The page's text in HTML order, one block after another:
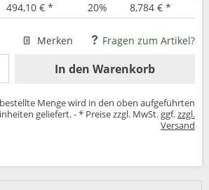
494,10 € * 20% 8,784 € *
Merken Fragen zum Artikel?
In den Warenkorb
Menge wird in den oben aufgeführten
geliefert. - * Preise zzgl. MwSt. ggf.zzgl.
Versand